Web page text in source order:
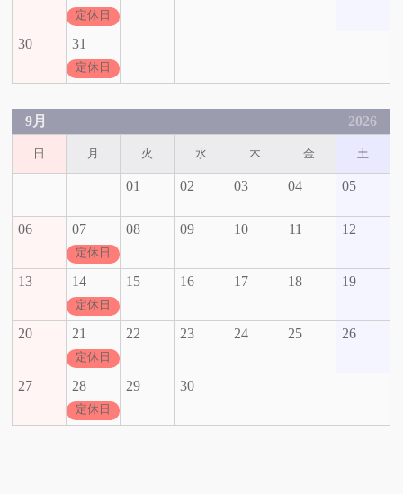
定休日
30 31
定休日
9月 2026
日 月 火 水 木 金 土
01 02 03 04 05
06 07
定休日
08 09 10 11 12
13 14
定休日
15 16 17 18 19
20 21
定休日
22 23 24 25 26
27 28
定休日
29 30